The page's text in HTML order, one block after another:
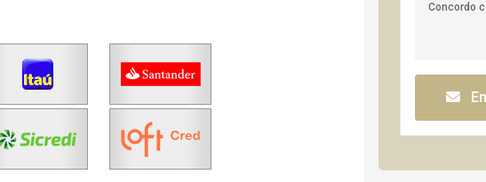
Concordo